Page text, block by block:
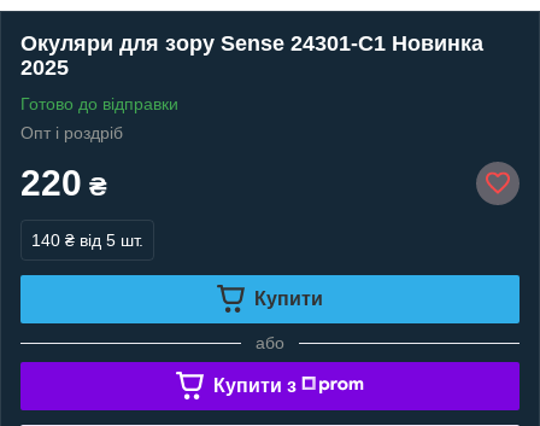
Окуляри для зору Sense 24301-C1 Новинка
2025
Готово до відправки
Опт і роздріб
220 ₴
140 ₴ від 5 шт.
Купити
або
Купити з